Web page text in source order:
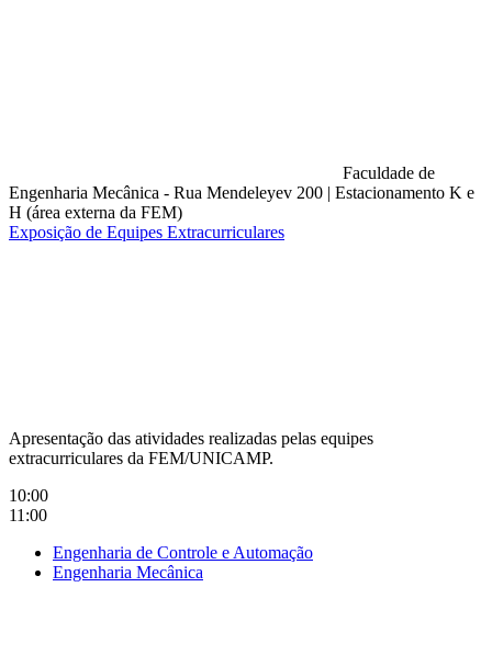
Faculdade de
Engenharia Mecânica - Rua Mendeleyev 200 | Estacionamento K e
H (área externa da FEM)
Exposição de Equipes Extracurriculares
Apresentação das atividades realizadas pelas equipes
extracurriculares da FEM/UNICAMP.
10:00
11:00
Engenharia de Controle e Automação
Engenharia Mecânica